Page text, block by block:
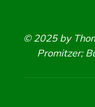
© 2025 by
Promitzer;